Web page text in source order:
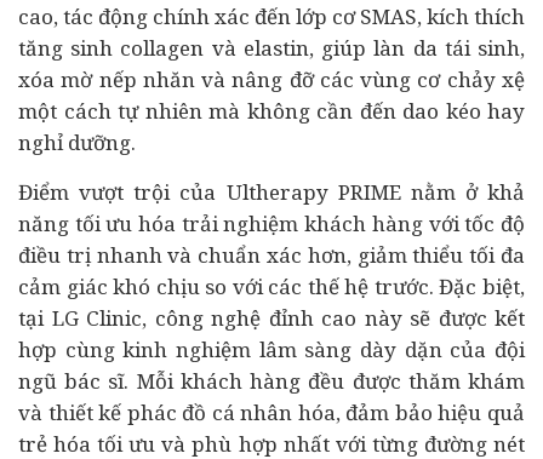
cao, tác động chính xác đến lớp cơ SMAS, kích thích
tăng sinh collagen và elastin, giúp làn da tái sinh,
xóa mờ nếp nhăn và nâng đỡ các vùng cơ chảy xệ
một cách tự nhiên mà không cần đến dao kéo hay
nghỉ dưỡng.
Điểm vượt trội của Ultherapy PRIME nằm ở khả
năng tối ưu hóa trải nghiệm khách hàng với tốc độ
điều trị nhanh và chuẩn xác hơn, giảm thiểu tối đa
cảm giác khó chịu so với các thế hệ trước. Đặc biệt,
tại LG Clinic, công nghệ đỉnh cao này sẽ được kết
hợp cùng kinh nghiệm lâm sàng dày dặn của đội
ngũ bác sĩ. Mỗi khách hàng đều được thăm khám
và thiết kế phác đồ cá nhân hóa, đảm bảo hiệu quả
trẻ hóa tối ưu và phù hợp nhất với từng đường nét